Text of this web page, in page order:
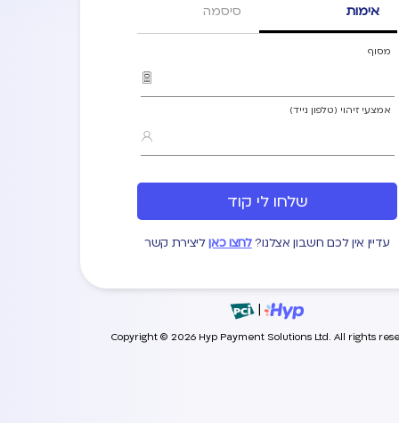
אימות
סיסמה
מסוף
אמצעי זיהוי (טלפון נייד)
שלחו לי קוד
עדיין אין לכם חשבון אצלנו?לחצו כאןליצירת קשר
|
Copyright © 2026 Hyp Payment Solutions Ltd. All rights